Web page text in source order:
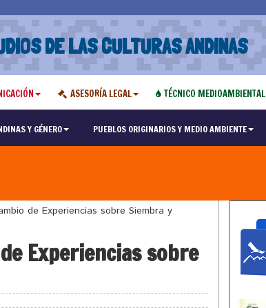
DE LAS CULTURAS ANDINAS
ASESORÍA LEGAL TÉCNICO MEDIOAMBIENTAL
Y GÉNERO PUEBLOS ORIGINARIOS Y MEDIO AMBIENTE
de Experiencias sobre Siembra y
Experiencias sobre